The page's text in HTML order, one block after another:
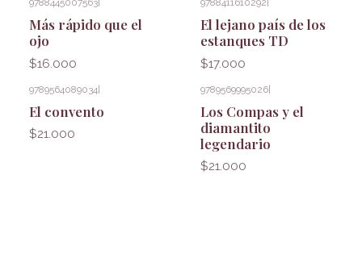
9788445007563
Más rápido que el
ojo
$16.000
9788411610292
El lejano país de los
estanques TD
$17.000
9789564089034|
El convento
$21.000
9789569995026|
Los Compas y el
diamantito
legendario
$21.000